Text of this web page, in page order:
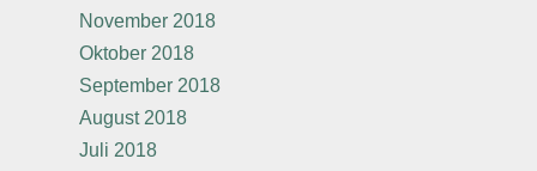
November 2018
Oktober 2018
September 2018
August 2018
Juli 2018